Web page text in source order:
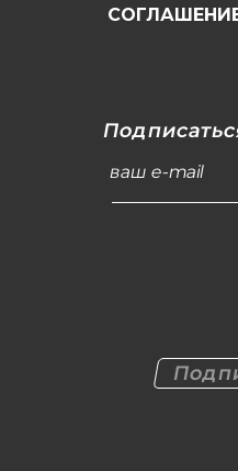
ваш e-mail